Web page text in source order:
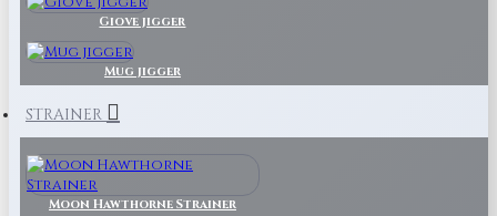
Giove jigger
Mug jigger
STRAINER
Moon Hawthorne Strainer